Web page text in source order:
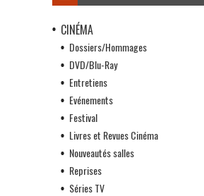
CINÉMA
Dossiers/Hommages
DVD/Blu-Ray
Entretiens
Evénements
Festival
Livres et Revues Cinéma
Nouveautés salles
Reprises
Séries TV